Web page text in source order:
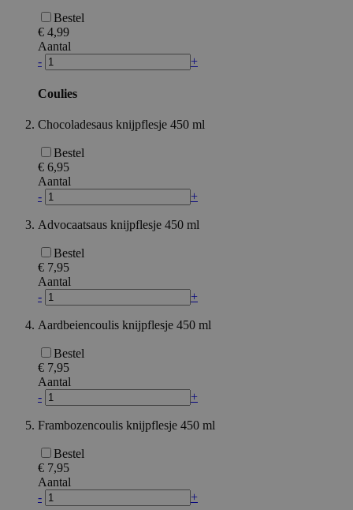
Bestel
€ 4,99
Aantal
-
+
Coulies
Chocoladesaus knijpflesje 450 ml
Bestel
€ 6,95
Aantal
-
+
Advocaatsaus knijpflesje 450 ml
Bestel
€ 7,95
Aantal
-
+
Aardbeiencoulis knijpflesje 450 ml
Bestel
€ 7,95
Aantal
-
+
Frambozencoulis knijpflesje 450 ml
Bestel
€ 7,95
Aantal
-
+
Strikt noodzakelijke cookies maken de
kernfunctionaliteiten van de website mogelijk, zoals
website kan niet goed worden gebruikt zonder de
mage-cache-sessid
recently_compared_product_previous
mage-messages
Google Privacy Policy